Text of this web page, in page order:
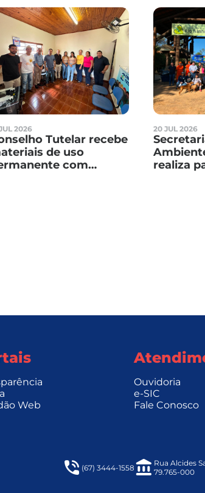
2026
Tutelar recebe
de uso
com
20 JUL 2026
realiza
Web
Ouvidoria
e-SIC
Fale Conosco
(67) 3444-1558
Rua Alcides
79.765-000